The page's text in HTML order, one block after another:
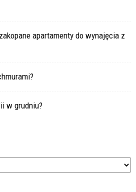
apartamenty do wynajęcia z
w grudniu?